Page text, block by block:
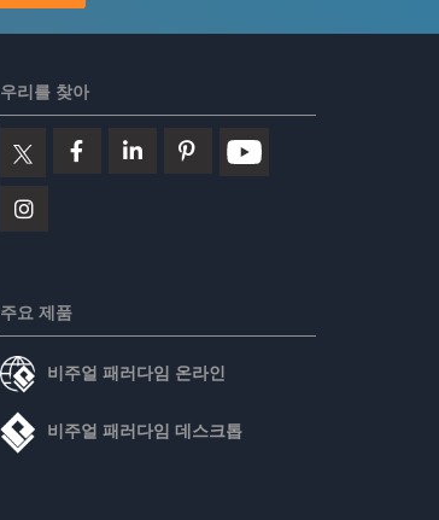
우리를 찾아
주요 제품
비주얼 패러다임 온라인
비주얼 패러다임 데스크톱